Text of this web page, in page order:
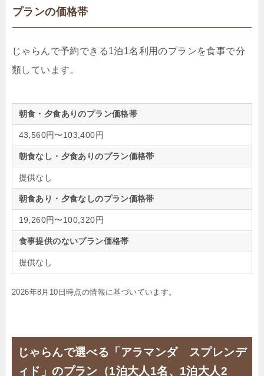
プランの価格帯
じゃらんで予約できる1泊1名利用のプランを食事で分
類しています。
朝食・夕食ありのプラン価格帯
43,560円〜103,400円
朝食なし・夕食ありのプラン価格帯
提供なし
朝食あり・夕食なしのプラン価格帯
19,260円〜100,320円
食事提供のないプラン価格帯
提供なし
2026年8月10日時点の情報に基づいています。
じゃらんで選べる「アラマンダ スプレンデ
ィド」のプラン（1泊大人1名、1泊大人2